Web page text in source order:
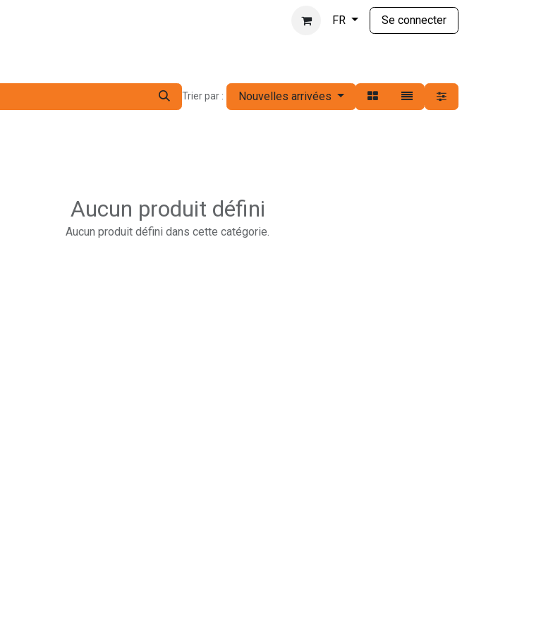
FR Se connecter
Trier par : Nouvelles arrivées
Aucun produit défini
Aucun produit défini dans cette catégorie.